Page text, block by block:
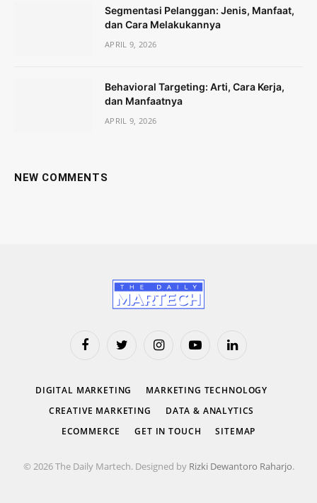
Segmentasi Pelanggan: Jenis, Manfaat,
dan Cara Melakukannya
APRIL 9, 2026
Behavioral Targeting: Arti, Cara Kerja,
dan Manfaatnya
APRIL 9, 2026
NEW COMMENTS
FacebookTwitter InstagramYouTubeLinkedIn
DIGITAL MARKETING
MARKETING TECHNOLOGY
CREATIVE MARKETING
DATA & ANALYTICS
ECOMMERCE
GET IN TOUCH SITEMAP
© 2026 The Daily Martech. Designed by Rizki Dewantoro Raharjo.